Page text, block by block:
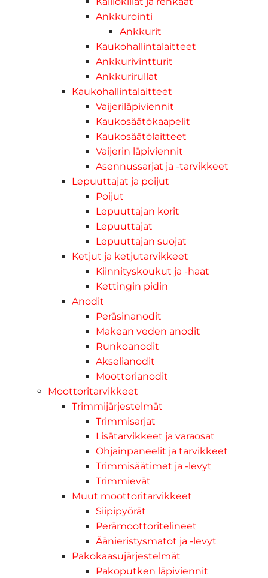
Ankkurointi
Ankkurit
Kaukohallintalaitteet
Ankkurivintturit
Ankkurirullat
Kaukohallintalaitteet
Vaijeriläpiviennit
Kaukosäätökaapelit
Kaukosäätölaitteet
Vaijerin läpiviennit
Asennussarjat ja -tarvikkeet
Lepuuttajat ja poijut
Poijut
Lepuuttajan korit
Lepuuttajat
Lepuuttajan suojat
Ketjut ja ketjutarvikkeet
Kiinnityskoukut ja -haat
Kettingin pidin
Anodit
Peräsinanodit
Makean veden anodit
Runkoanodit
Akselianodit
Moottorianodit
Moottoritarvikkeet
Trimmijärjestelmät
Trimmisarjat
Lisätarvikkeet ja varaosat
Ohjainpaneelit ja tarvikkeet
Trimmisäätimet ja -levyt
Trimmievät
Muut moottoritarvikkeet
Siipipyörät
Perämoottoritelineet
Äänieristysmatot ja -levyt
Pakokaasujärjestelmät
Pakoputken läpiviennit